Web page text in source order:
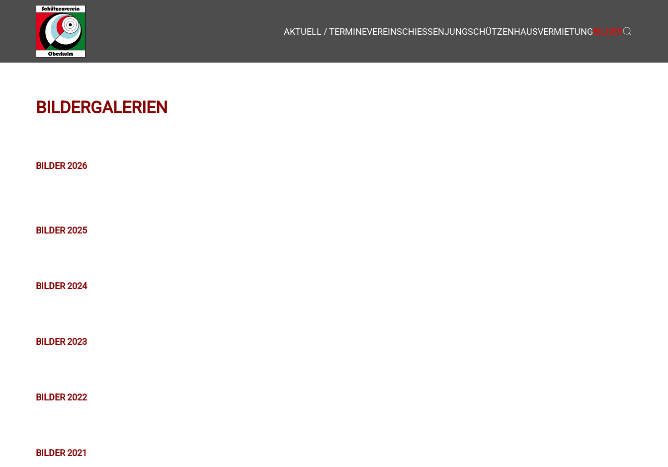
Zum Hauptinhalt springen AKTUELL / TERMINEVEREINSCHIESSENJUNGSCHÜTZENHAUSVERMIETUNGBILDER
BILDERGALERIEN
BILDER 2026
BILDER 2025
BILDER 2024
BILDER 2023
BILDER 2022
BILDER 2021